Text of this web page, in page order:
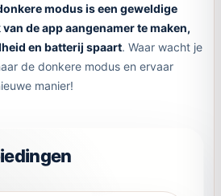
modus is een geweldige
de app aangenamer te maken,
en batterij spaart. Waar wacht je
de donkere modus en ervaar
manier!